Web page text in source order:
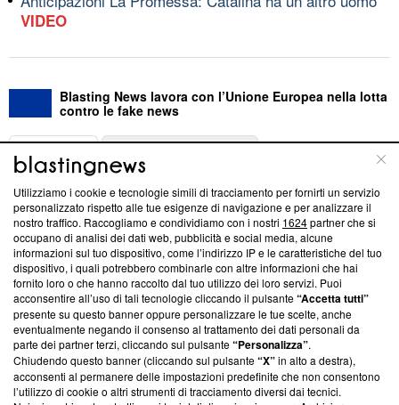
VIDEO
Blasting News lavora con l’Unione Europea nella lotta
contro le fake news
ABOUT
Questa sezione offre informazioni trasparenti su Blasting
News, sui nostri processi editoriali e su come ci impegniamo a
creare news di qualità. Inoltre, afferma la nostra aderenza a
‘Trust Project - News with Integrity’Blasting News non è
ancora membro del programma, ma ha richiesto di farne
parte; Trust Project non ha ancora effettuato una verifica di
conformità agli standard.
Su di noi
Team editoriale
Utilizziamo i cookie e tecnologie simili di tracciamento per fornirti un servizio
personalizzato rispetto alle tue esigenze di navigazione e per analizzare il
nostro traffico. Raccogliamo e condividiamo con i nostri 1624partner che si
occupano di analisi dei dati web, pubblicità e social media, alcune
informazioni sul tuo dispositivo, come l’indirizzo IP e le caratteristiche del tuo
dispositivo, i quali potrebbero combinarle con altre informazioni che hai
fornito loro o che hanno raccolto dal tuo utilizzo dei loro servizi. Puoi
acconsentire all’uso di tali tecnologie cliccando il pulsante“Accetta tutti”
presente su questo banner oppure personalizzare le tue scelte, anche
eventualmente negando il consenso al trattamento dei dati personali da
parte dei partner terzi, cliccando sul pulsante“Personalizza”.
Chiudendo questo banner (cliccando sul pulsante“X”in alto a destra),
acconsenti al permanere delle impostazioni predefinite che non consentono
l’utilizzo di cookie o altri strumenti di tracciamento diversi dai tecnici.